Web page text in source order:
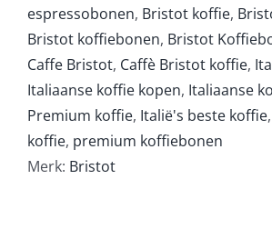
espressobonen, Bristot koffie,
Bristot koffiebonen, Bristot
Caffe Bristot, Caffè Bristot koffie,
Italiaanse koffie kopen, Italiaanse
Premium koffie, Italië's beste koffie,
koffie, premium koffiebonen
Merk: Bristot